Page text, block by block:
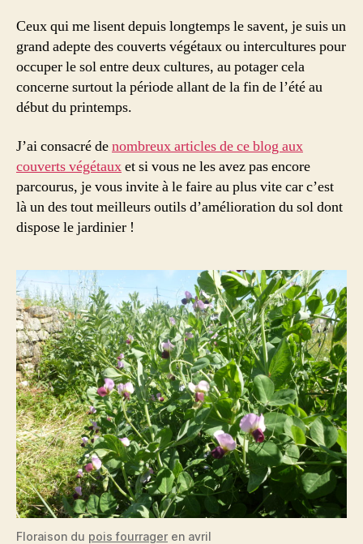
d’intercultures
cet
automne
Ceux qui me lisent depuis longtemps le savent, je suis un
grand adepte des couverts végétaux ou intercultures pour
occuper le sol entre deux cultures, au potager cela
concerne surtout la période allant de la fin de l’été au
début du printemps.
J’ai consacré denombreux articles de ce blog aux
couverts végétauxet si vous ne les avez pas encore
parcourus, je vous invite à le faire au plus vite car c’est
là un des tout meilleurs outils d’amélioration du sol dont
dispose le jardinier !
Floraison du pois fourrager en avril